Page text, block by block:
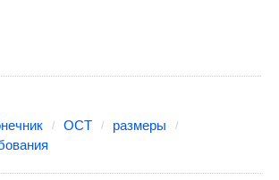
ОСТ
размеры